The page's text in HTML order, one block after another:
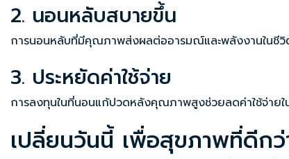
2. นอนหลับสบายขึ้น
การนอนหลับที่มีคุณภาพส่งผลต่ออารมณ์และพลังงานในชี
3. ประหยัดค่าใช้จ่าย
การลงทุนในที่นอนแก้ปวดหลังคุณภาพสูงช่วยลดค่าใช้จ่ายใ
เปลี่ยนวันนี้ เพื่อสุขภาพที่ดีกว่